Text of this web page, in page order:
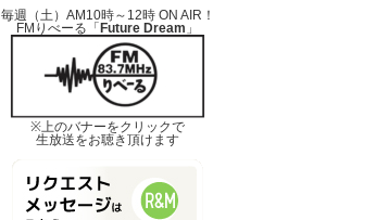
毎週（土）AM10時～12時 ON AIR！
FMりべーる「Future Dream 」
※上のバナーをクリックで
生放送をお聴き頂けます